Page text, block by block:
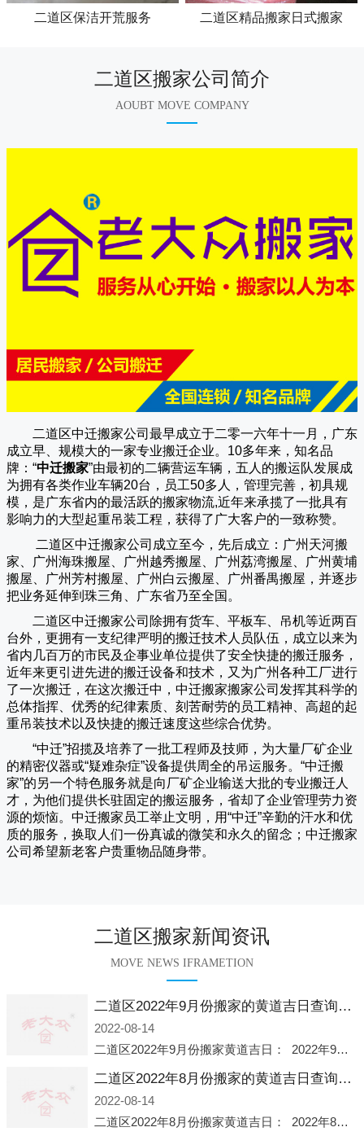
二道区保洁开荒服务 二道区精品搬家日式搬家
二道区搬家公司简介
AOUBT MOVE COMPANY
二道区中迁搬家公司 最早成立于二零一六年十一月，广东
成立早、规模大的一家专业搬迁企业。10多年来，知名品
牌：“中迁搬家”由最初的二辆营运车辆，五人的搬运队发展成
为拥有各类作业车辆20台，员工50多人，管理完善，初具规
模，是广东省内的最活跃的搬家物流,近年来承揽了一批具有
影响力的大型起重吊装工程，获得了广大客户的一致称赞。
二道区中迁搬家公司成立至今，先后成立：广州天河搬
家、广州海珠搬屋、广州越秀搬屋、广州荔湾搬屋、广州黄埔
搬屋、广州芳村搬屋、广州白云搬屋、广州番禺搬屋，并逐步
把业务延伸到珠三角、广东省乃至全国。
二道区中迁搬家公司除拥有货车、平板车、吊机等近两百
台外，更拥有一支纪律严明的搬迁技术人员队伍，成立以来为
省内几百万的市民及企事业单位提供了安全快捷的搬迁服务，
近年来更引进先进的搬迁设备和技术，又为广州各种工厂进行
了一次搬迁，在这次搬迁中， 中迁搬家搬家公司发挥其科学的
总体指挥、优秀的纪律素质、刻苦耐劳的员工精神、高超的起
重吊装技术以及快捷的搬迁速度这些综合优势。
“中迁”招揽及培养了一批工程师及技师，为大量厂矿企业
的精密仪器或“疑难杂症”设备提供周全的吊运服务。“中迁搬
家”的另一个特色服务就是向厂矿企业输送大批的专业搬迁人
才，为他们提供长驻固定的搬运服务，省却了企业管理劳力资
源的烦恼。 中迁搬家员工举止文明，用“中迁”辛勤的汗水和优
质的服务，换取人们一份真诚的微笑和永久的留念； 中迁搬家
公司希望新老客户贵重物品随身带。
二道区搬家新闻资讯
MOVE NEWS IFRAMETION
二道区2022年9月份搬家的黄道吉日查询大全一览表哪天适合搬家好日子
2022-08-14
二道区2022年9月份搬家黄道吉日： 2022年9月6日 「星期二」 农历八月十一2022年9月12日 「星期一」 农历八月十七2022年9月16日 「星期五」 农历八月廿一2022年9月2
二道区2022年8月份搬家的黄道吉日查询大全一览表哪天适合搬家好日子
2022-08-14
二道区2022年8月份搬家黄道吉日： 2022年8月2日 「星期二」 农历七月初五2022年8月6日 「星期六」 农历七月初九2022年8月8日 「星期一」 农历七月十一2022年8月10日 「